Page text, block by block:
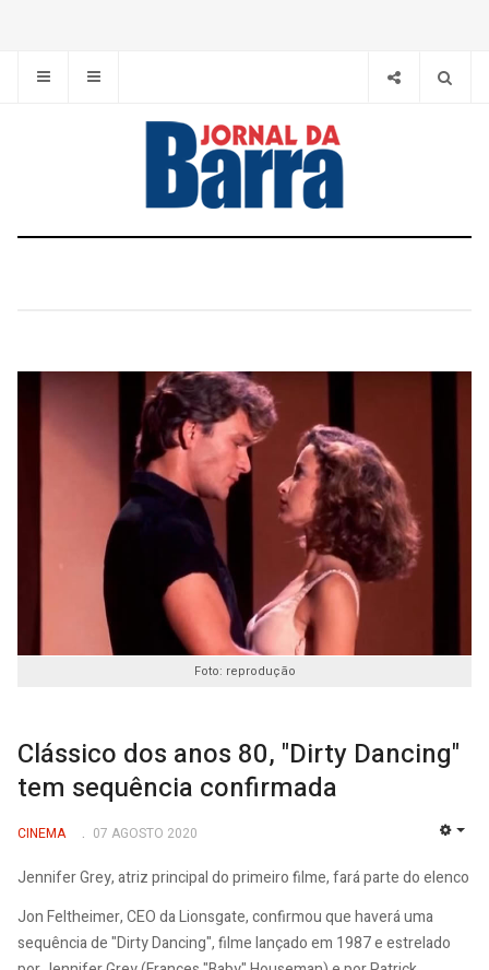
Foto: reprodução
Clássico dos anos 80, "Dirty Dancing"
tem sequência confirmada
CINEMA 07 AGOSTO 2020
Jennifer Grey, atriz principal do primeiro filme, fará parte do elenco
Jon Feltheimer, CEO da Lionsgate, confirmou que haverá uma
sequência de "Dirty Dancing", filme lançado em 1987 e estrelado